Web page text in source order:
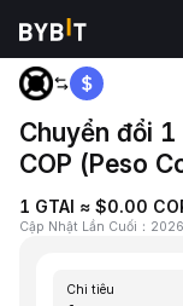
Trang chủ
Chuyển đổi
COP (Peso
1 GTAI ≈ $0.00
Cập Nhật Lần Cuối ：
Chi tiêu